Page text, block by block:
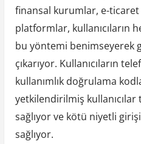
finansal kurumlar, e-
platformlar, kullanıcıların
bu yöntemi benimseyerek
çıkarıyor. Kullanıcıların
kullanımlık doğrulama
yetkilendirilmiş
sağlıyor ve kötü niyetli
sağlıyor.